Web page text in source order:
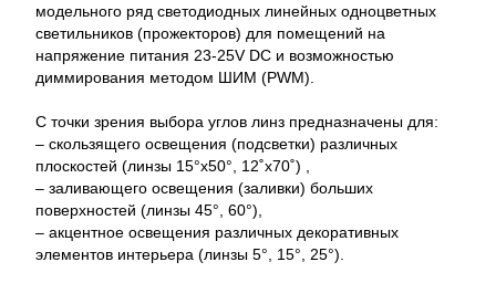
модельного ряд светодиодных линейных одноцветных
светильников (прожекторов) для помещений на
напряжение питания 23-25V DC и возможностью
диммирования методом ШИМ (PWM).
С точки зрения выбора углов линз предназначены для:
– скользящего освещения (подсветки) различных
плоскостей (линзы 15°x50°, 12˚x70˚) ,
– заливающего освещения (заливки) больших
поверхностей (линзы 45°, 60°),
– акцентное освещения различных декоративных
элементов интерьера (линзы 5°, 15°, 25°).